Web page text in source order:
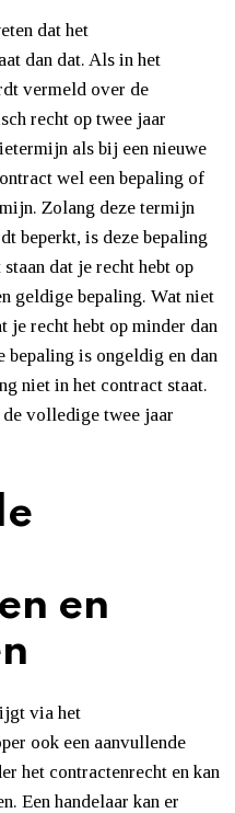
dat het
dan dat. Als in het
vermeld over de
recht op twee jaar
als bij een nieuwe
wel een bepaling of
Zolang deze termijn
beperkt, is deze bepaling
dat je recht hebt op
geldige bepaling. Wat niet
je recht hebt op minder dan
bepaling is ongeldig en dan
niet in het contract staat.
volledige twee jaar
en
via het
ook een aanvullende
het contractenrecht en kan
Een handelaar kan er